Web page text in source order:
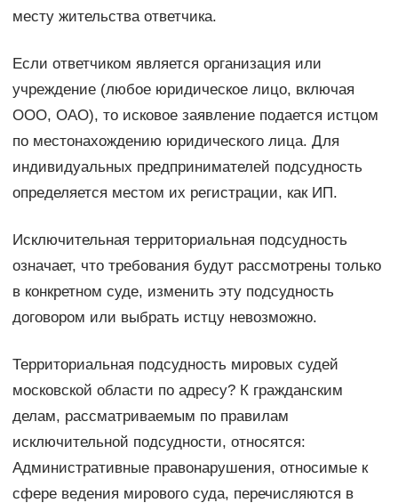
месту жительства ответчика.
Если ответчиком является организация или
учреждение (любое юридическое лицо, включая
ООО, ОАО), то исковое заявление подается истцом
по местонахождению юридического лица. Для
индивидуальных предпринимателей подсудность
определяется местом их регистрации, как ИП.
Исключительная территориальная подсудность
означает, что требования будут рассмотрены только
в конкретном суде, изменить эту подсудность
договором или выбрать истцу невозможно.
Территориальная подсудность мировых судей
московской области по адресу? К гражданским
делам, рассматриваемым по правилам
исключительной подсудности, относятся:
Административные правонарушения, относимые к
сфере ведения мирового суда, перечисляются в